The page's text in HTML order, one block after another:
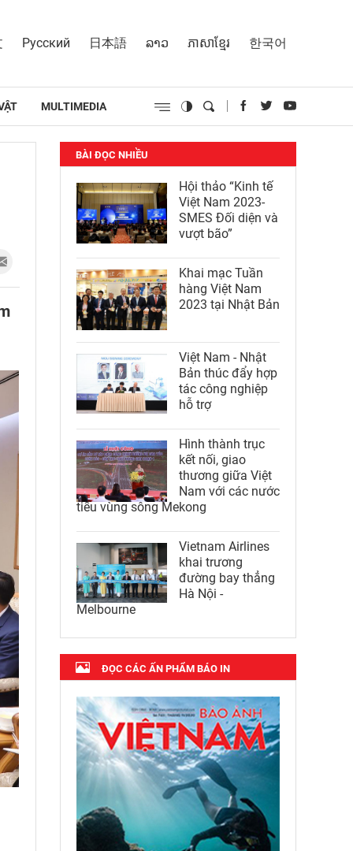
Русский 日本語 ລາວ ភាសាខ្មែរ 한국어
MULTIMEDIA
BÀI ĐỌC NHIỀU
Hội thảo “Kinh tế
Việt Nam 2023-
SMES Đối diện và
vượt bão”
Khai mạc Tuần
hàng Việt Nam
2023 tại Nhật Bản
Việt Nam - Nhật
Bản thúc đẩy hợp
tác công nghiệp
hỗ trợ
Hình thành trục
kết nối, giao
thương giữa Việt
Nam với các nước
tiểu vùng sông Mekong
Vietnam Airlines
khai trương
đường bay thẳng
Hà Nội -
Melbourne
ĐỌC CÁC ẤN PHẨM BÁO IN